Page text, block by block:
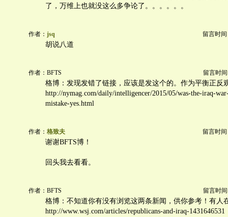
了，万维上也就没这么多争论了。。。。。。
作者： jsq 留言时间
胡说八道
作者：BFTS 留言时间
格博：发现发错了链接，应该是发这个的。作为平衡正反
http://nymag.com/daily/intelligencer/2015/05/was-the-iraq-
mistake-yes.html
作者： 格致夫 留言时间
谢谢BFTS博！
回头我去看看。
作者：BFTS 留言时间
格博：不知道你有没有浏览这两条新闻，供你参考！有人
http://www.wsj.com/articles/republicans-and-iraq-1431646531